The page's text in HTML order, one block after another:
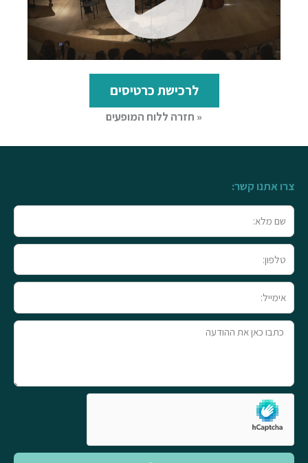
« חזרה ללוח המופעים
לרכישת כרטיסים
צרו אתנו קשר:
מלא
טלפון
טקסט